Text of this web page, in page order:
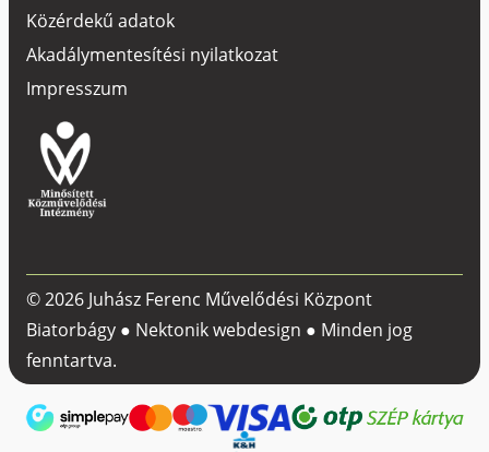
Közérdekű adatok
Akadálymentesítési nyilatkozat
Impresszum
© 2026 Juhász Ferenc Művelődési Központ
Biatorbágy ● Nektonik webdesign ● Minden jog
fenntartva.